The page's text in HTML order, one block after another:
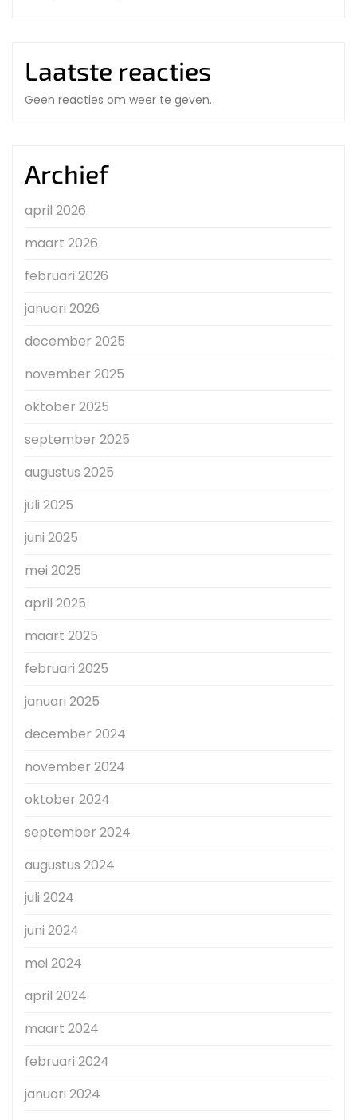
Laatste reacties
Geen reacties om weer te geven.
Archief
april 2026
maart 2026
februari 2026
januari 2026
december 2025
november 2025
oktober 2025
september 2025
augustus 2025
juli 2025
juni 2025
mei 2025
april 2025
maart 2025
februari 2025
januari 2025
december 2024
november 2024
oktober 2024
september 2024
augustus 2024
juli 2024
juni 2024
mei 2024
april 2024
maart 2024
februari 2024
januari 2024